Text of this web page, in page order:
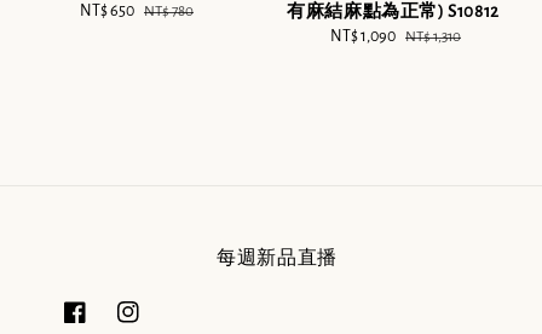
Sale
NT$ 650 Regular
NT$ 780
有麻結麻點為正常) S10812
Sale
NT$ 1,090 Regular
NT$ 1,310
每週新品直播